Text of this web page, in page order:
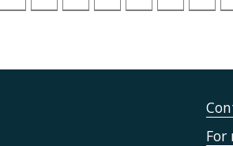
For